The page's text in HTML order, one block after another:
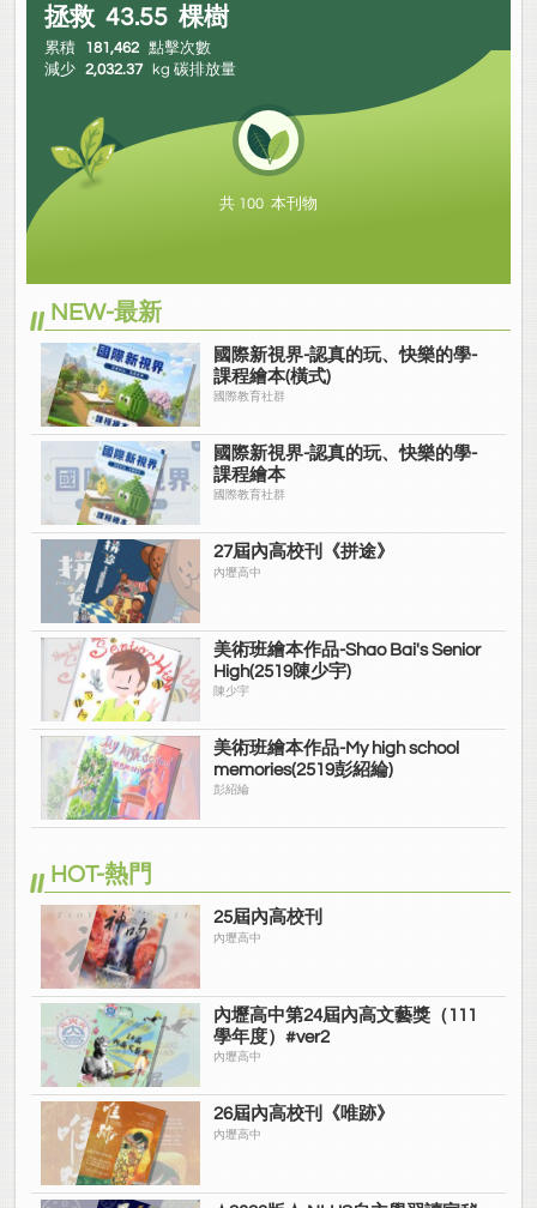
拯救 43.55 棵樹
累積 181,462 點擊次數
減少 2,032.37 kg 碳排放量
共 100 本刊物
NEW-最新
國際新視界-認真的玩、快樂的學-
課程繪本(橫式)
國際教育社群
國際新視界-認真的玩、快樂的學-
課程繪本
國際教育社群
27屆內高校刊《拼途》
內壢高中
美術班繪本作品-Shao Bai's Senior
High(2519陳少宇)
陳少宇
美術班繪本作品-My high school
memories(2519彭紹綸)
彭紹綸
HOT-熱門
25屆內高校刊
內壢高中
內壢高中第24屆內高文藝獎（111
學年度）#ver2
內壢高中
26屆內高校刊《唯跡》
內壢高中